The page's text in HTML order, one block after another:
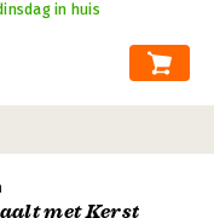
in huis
met Kerst